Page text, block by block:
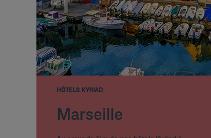
HÔTELS KYRIAD
Marseille